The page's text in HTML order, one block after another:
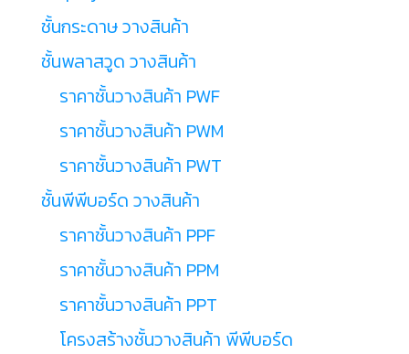
ชั้นกระดาษ วางสินค้า
ชั้นพลาสวูด วางสินค้า
ราคาชั้นวางสินค้า PWF
ราคาชั้นวางสินค้า PWM
ราคาชั้นวางสินค้า PWT
ชั้นพีพีบอร์ด วางสินค้า
ราคาชั้นวางสินค้า PPF
ราคาชั้นวางสินค้า PPM
ราคาชั้นวางสินค้า PPT
โครงสร้างชั้นวางสินค้า พีพีบอร์ด